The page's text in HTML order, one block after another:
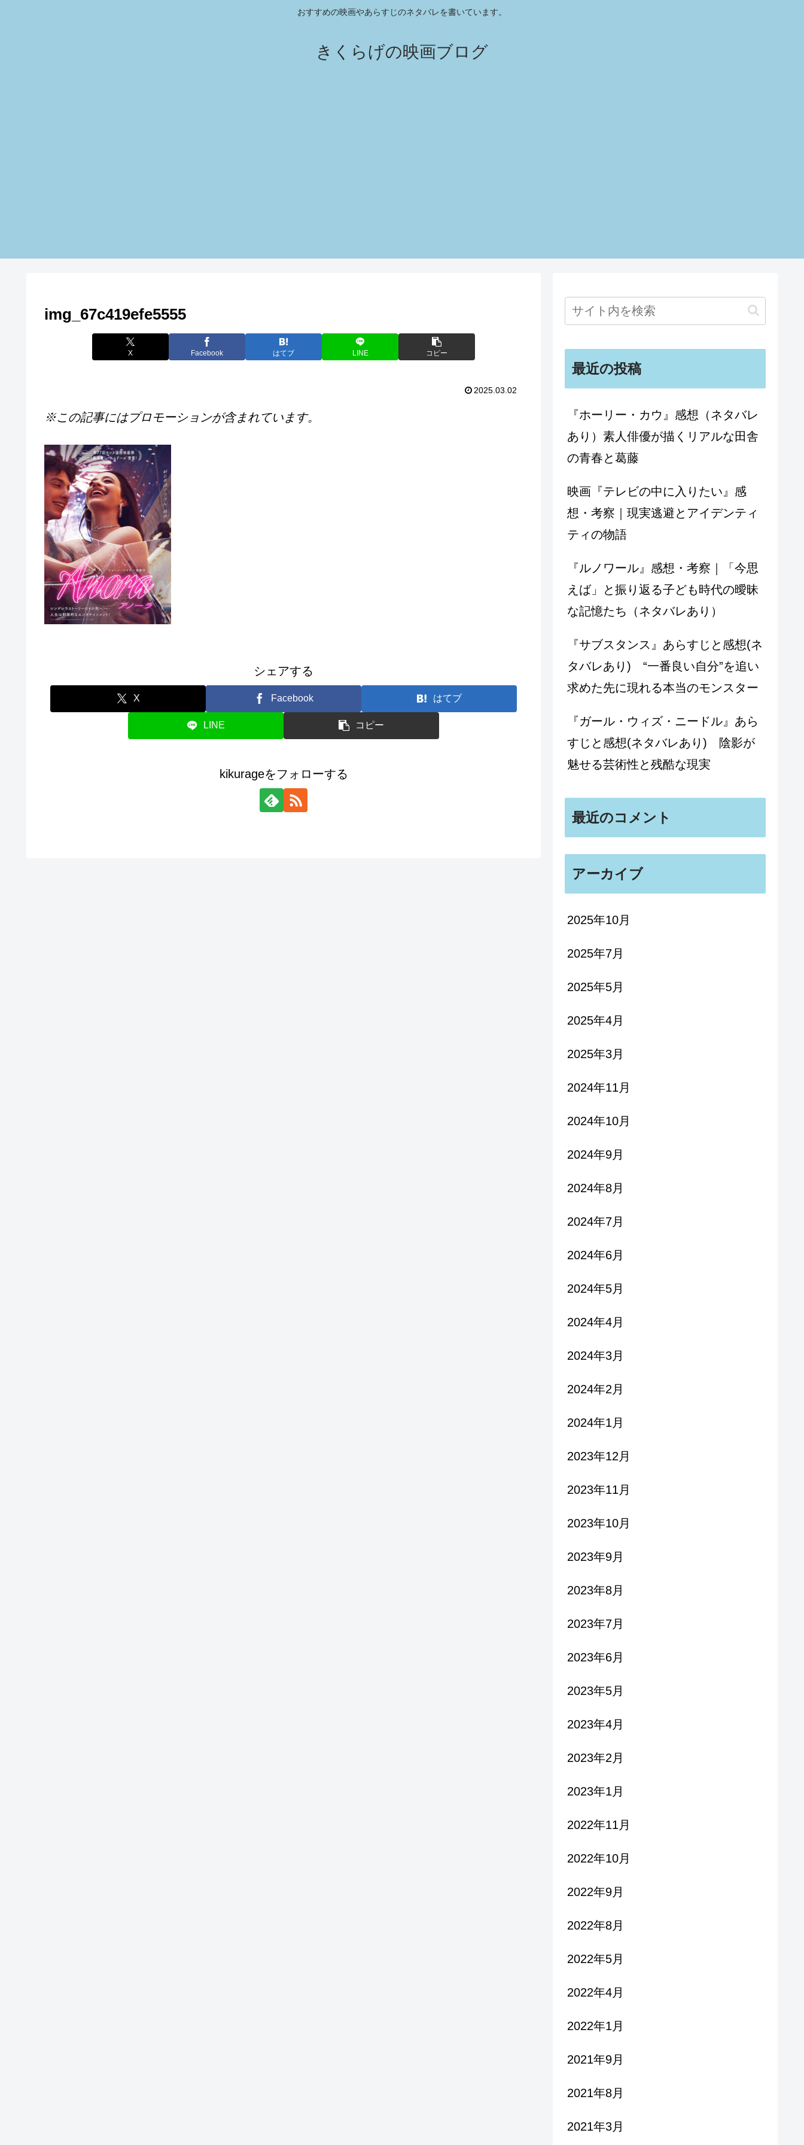
おすすめの映画やあらすじのネタバレを書いています。
きくらげの映画ブログ
img_67c419efe5555
X Facebook はてブ LINE コピー
2025.03.02
※この記事にはプロモーションが含まれています。
シェアする
X Facebook はてブ
LINE コピー
kikurageをフォローする
最近の投稿
『ホーリー・カウ』感想（ネタバレ
あり）素人俳優が描くリアルな田舎
の青春と葛藤
映画『テレビの中に入りたい』感
想・考察｜現実逃避とアイデンティ
ティの物語
『ルノワール』感想・考察｜「今思
えば」と振り返る子ども時代の曖昧
な記憶たち（ネタバレあり）
『サブスタンス』あらすじと感想(ネ
タバレあり) “一番良い自分”を追い
求めた先に現れる本当のモンスター
『ガール・ウィズ・ニードル』あら
すじと感想(ネタバレあり) 陰影が
魅せる芸術性と残酷な現実
最近のコメント
アーカイブ
2025年10月
2025年7月
2025年5月
2025年4月
2025年3月
2024年11月
2024年10月
2024年9月
2024年8月
2024年7月
2024年6月
2024年5月
2024年4月
2024年3月
2024年2月
2024年1月
2023年12月
2023年11月
2023年10月
2023年9月
2023年8月
2023年7月
2023年6月
2023年5月
2023年4月
2023年2月
2023年1月
2022年11月
2022年10月
2022年9月
2022年8月
2022年5月
2022年4月
2022年1月
2021年9月
2021年8月
2021年3月